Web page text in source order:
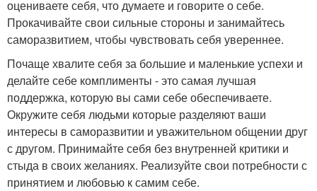
оцениваете себя, что думаете и говорите о себе.
Прокачивайте свои сильные стороны и занимайтесь
саморазвитием, чтобы чувствовать себя увереннее.
Почаще хвалите себя за большие и маленькие успехи и
делайте себе комплименты - это самая лучшая
поддержка, которую вы сами себе обеспечиваете.
Окружите себя людьми которые разделяют ваши
интересы в саморазвитии и уважительном общении друг
с другом. Принимайте себя без внутренней критики и
стыда в своих желаниях. Реализуйте свои потребности с
принятием и любовью к самим себе.